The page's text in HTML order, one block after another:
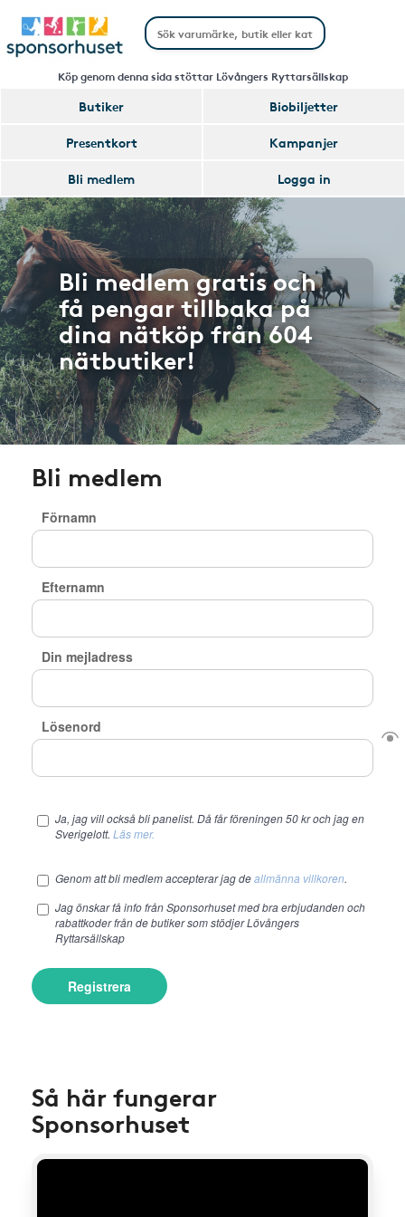
Köp genom denna sida stöttar Lövångers Ryttarsällskap
Butiker
Biobiljetter
Presentkort
Kampanjer
Bli medlem
Logga in
Bli medlem gratis och
få pengar tillbaka på
dina nätköp från 604
nätbutiker!
Bli medlem
Förnamn
Efternamn
Din mejladress
Lösenord
Ja, jag vill också bli panelist. Då får föreningen 50 kr och jag en
Sverigelott. Läs mer.
Genom att bli medlem accepterar jag deallmänna villkoren.
Jag önskar få info från Sponsorhuset med bra erbjudanden och
rabattkoder från de butiker som stödjer Lövångers
Ryttarsällskap
Registrera
Så här fungerar
Sponsorhuset